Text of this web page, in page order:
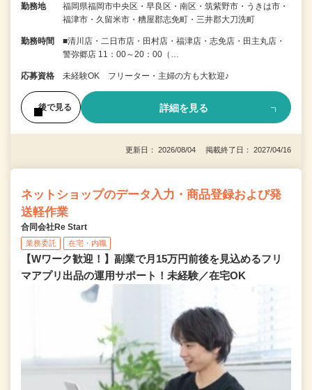
勤務地
福岡県福岡市中央区・早良区・南区・筑紫野市・うきは市・
福津市・久留米市・糟屋郡志免町・三井郡大刀洗町
勤務時間
■清川店・二日市店・田村店・福津店・志免店・田主丸店・
警弥郷店 11：00～20：00（…
応募資格 未経験OK フリーター・主婦の方も大歓迎♪
後で見る 詳細を見る
更新日： 2026/08/04 掲載終了日： 2027/04/16
ネットショップのデータ入力・商品登録および発
送軽作業
合同会社Re Start
業務委託 在宅・内職
【Wワーク歓迎！】副業で月15万円前後を見込めるフリ
マアプリ出品の運用サポート！未経験／在宅OK